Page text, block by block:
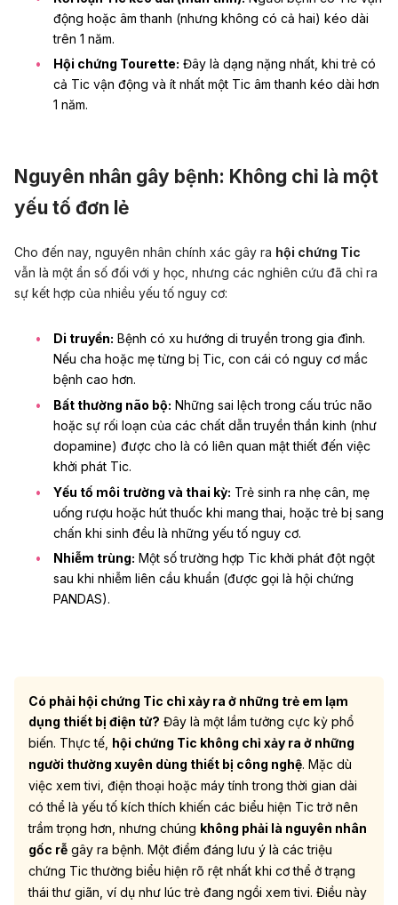
động hoặc âm thanh (nhưng không có cả hai) kéo dài
trên 1 năm.
Hội chứng Tourette: Đây là dạng nặng nhất, khi trẻ có
cả Tic vận động và ít nhất một Tic âm thanh kéo dài hơn
1 năm.
Nguyên nhân gây bệnh: Không chỉ là một
yếu tố đơn lẻ
Cho đến nay, nguyên nhân chính xác gây ra hội chứng Tic
vẫn là một ẩn số đối với y học, nhưng các nghiên cứu đã chỉ ra
sự kết hợp của nhiều yếu tố nguy cơ:
Di truyền: Bệnh có xu hướng di truyền trong gia đình.
Nếu cha hoặc mẹ từng bị Tic, con cái có nguy cơ mắc
bệnh cao hơn.
Bất thường não bộ: Những sai lệch trong cấu trúc não
hoặc sự rối loạn của các chất dẫn truyền thần kinh (như
dopamine) được cho là có liên quan mật thiết đến việc
khởi phát Tic.
Yếu tố môi trường và thai kỳ: Trẻ sinh ra nhẹ cân, mẹ
uống rượu hoặc hút thuốc khi mang thai, hoặc trẻ bị sang
chấn khi sinh đều là những yếu tố nguy cơ.
Nhiễm trùng: Một số trường hợp Tic khởi phát đột ngột
sau khi nhiễm liên cầu khuẩn (được gọi là hội chứng
PANDAS).
Có phải hội chứng Tic chỉ xảy ra ở những trẻ em lạm
dụng thiết bị điện tử? Đây là một lầm tưởng cực kỳ phổ
biến. Thực tế, hội chứng Tic không chỉ xảy ra ở những
người thường xuyên dùng thiết bị công nghệ. Mặc dù
việc xem tivi, điện thoại hoặc máy tính trong thời gian dài
có thể là yếu tố kích thích khiến các biểu hiện Tic trở nên
trầm trọng hơn, nhưng chúng không phải là nguyên nhân
gốc rễ gây ra bệnh. Một điểm đáng lưu ý là các triệu
chứng Tic thường biểu hiện rõ rệt nhất khi cơ thể ở trạng
thái thư giãn, ví dụ như lúc trẻ đang ngồi xem tivi. Điều này